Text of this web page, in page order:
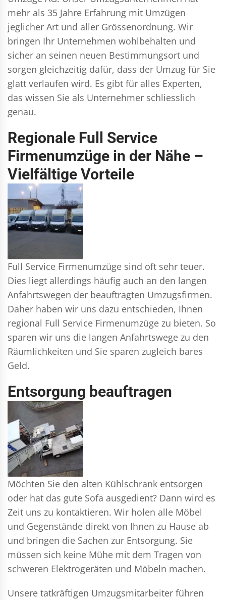
mehr als 35 Jahre Erfahrung mit Umzügen
jeglicher Art und aller Grössenordnung. Wir
bringen Ihr Unternehmen wohlbehalten und
sicher an seinen neuen Bestimmungsort und
sorgen gleichzeitig dafür, dass der Umzug für Sie
glatt verlaufen wird. Es gibt für alles Experten,
das wissen Sie als Unternehmer schliesslich
genau.
Regionale Full Service
Firmenumzüge in der Nähe –
Vielfältige Vorteile
Full Service Firmenumzüge sind oft sehr teuer.
Dies liegt allerdings häufig auch an den langen
Anfahrtswegen der beauftragten Umzugsfirmen.
Daher haben wir uns dazu entschieden, Ihnen
regional Full Service Firmenumzüge zu bieten. So
sparen wir uns die langen Anfahrtswege zu den
Räumlichkeiten und Sie sparen zugleich bares
Geld.
Entsorgung beauftragen
Möchten Sie den alten Kühlschrank entsorgen
oder hat das gute Sofa ausgedient? Dann wird es
Zeit uns zu kontaktieren. Wir holen alle Möbel
und Gegenstände direkt von Ihnen zu Hause ab
und bringen die Sachen zur Entsorgung. Sie
müssen sich keine Mühe mit dem Tragen von
schweren Elektrogeräten und Möbeln machen.
Unsere tatkräftigen Umzugsmitarbeiter führen